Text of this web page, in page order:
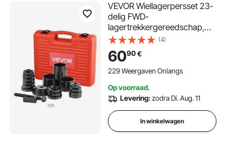
VEVOR Wiellagerpersset 23-
delig FWD-
lagertrekkergereedschap,
voor het verwijderen en
installeren van
voorwielaandrijvingslagers,
wiellagergereedschap met
hulsplaten, opbergkoffer
(4)
6090€
229 Weergaven Onlangs
Op voorraad.
Levering:zodra Di. Aug. 11
In winkelwagen